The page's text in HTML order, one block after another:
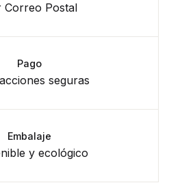
Correo Postal
Pago
seguras
Embalaje
y ecológico